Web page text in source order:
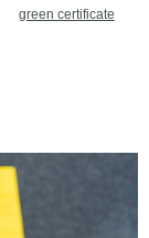
green certificate